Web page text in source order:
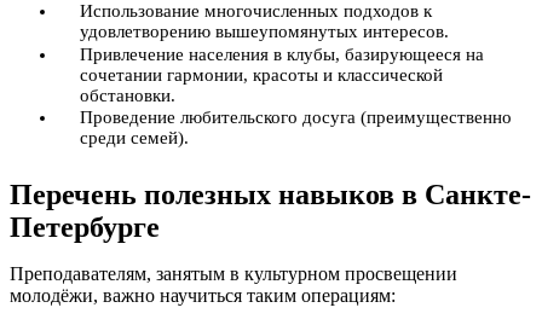
Использование многочисленных подходов к
удовлетворению вышеупомянутых интересов.
Привлечение населения в клубы, базирующееся на
сочетании гармонии, красоты и классической
обстановки.
Проведение любительского досуга (преимущественно
среди семей).
Перечень полезных навыков в Санкте-
Петербурге
Преподавателям, занятым в культурном просвещении
молодёжи, важно научиться таким операциям: